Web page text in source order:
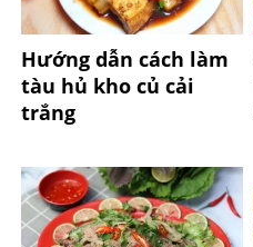
Hướng dẫn cách làm
tàu hủ kho củ cải
trắng